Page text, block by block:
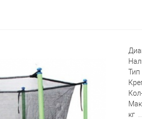
Тип
кг